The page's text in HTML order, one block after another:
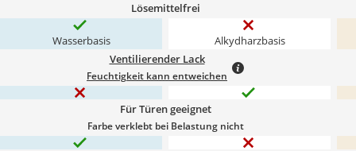
Lösemittelfrei
Wasserbasis Alkydharzbasis
Ventilierender Lack
Feuchtigkeit kann entweichen
Für Türen geeignet
Farbe verklebt bei Belastung nicht